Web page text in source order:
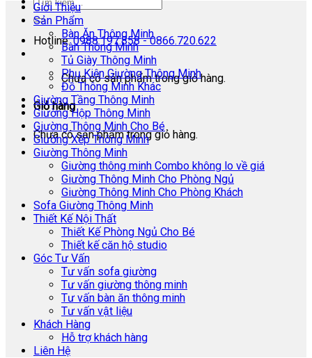
Hotline:0988.197.858 - 0866.720.622
Chưa có sản phẩm trong giỏ hàng.
Giỏ hàng
Chưa có sản phẩm trong giỏ hàng.
Giới Thiệu
Sản Phẩm
Bàn Ăn Thông Minh
Bàn Thông Minh
Tủ Giày Thông Minh
Phụ Kiện Giường Thông Minh
Đồ Thông Minh Khác
Giường Tầng Thông Minh
Giường Hộp Thông Minh
Giường Thông Minh Cho Bé
Giường Xếp Thông Minh
Giường Thông Minh
Giường thông minh Combo không lo về giá
Giường Thông Minh Cho Phòng Ngủ
Giường Thông Minh Cho Phòng Khách
Sofa Giường Thông Minh
Thiết Kế Nội Thất
Thiết Kế Phòng Ngủ Cho Bé
Thiết kế căn hộ studio
Góc Tư Vấn
Tư vấn sofa giường
Tư vấn giường thông minh
Tư vấn bàn ăn thông minh
Tư vấn vật liệu
Khách Hàng
Hỗ trợ khách hàng
Liên Hệ